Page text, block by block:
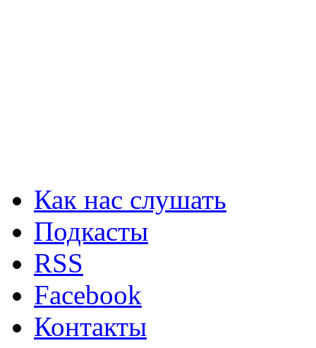
Как нас слушать
Подкасты
RSS
Facebook
Контакты